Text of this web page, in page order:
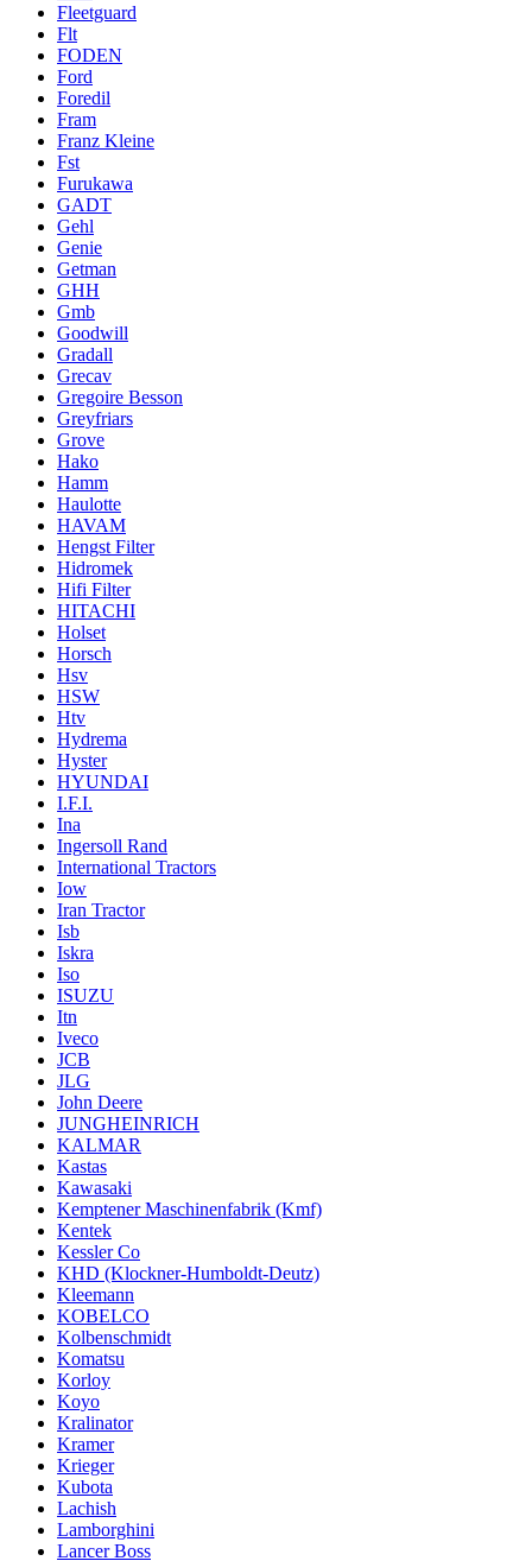
Fleetguard
Flt
FODEN
Ford
Foredil
Fram
Franz Kleine
Fst
Furukawa
GADT
Gehl
Genie
Getman
GHH
Gmb
Goodwill
Gradall
Grecav
Gregoire Besson
Greyfriars
Grove
Hako
Hamm
Haulotte
HAVAM
Hengst Filter
Hidromek
Hifi Filter
HITACHI
Holset
Horsch
Hsv
HSW
Htv
Hydrema
Hyster
HYUNDAI
I.F.I.
Ina
Ingersoll Rand
International Tractors
Iow
Iran Tractor
Isb
Iskra
Iso
ISUZU
Itn
Iveco
JCB
JLG
John Deere
JUNGHEINRICH
KALMAR
Kastas
Kawasaki
Kemptener Maschinenfabrik (Kmf)
Kentek
Kessler Co
KHD (Klockner-Humboldt-Deutz)
Kleemann
KOBELCO
Kolbenschmidt
Komatsu
Korloy
Koyo
Kralinator
Kramer
Krieger
Kubota
Lachish
Lamborghini
Lancer Boss